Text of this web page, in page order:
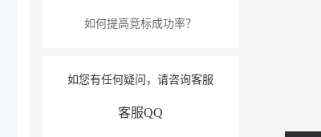
如何提高竞标成功率？
如您有任何疑问，请咨询客服
客服QQ